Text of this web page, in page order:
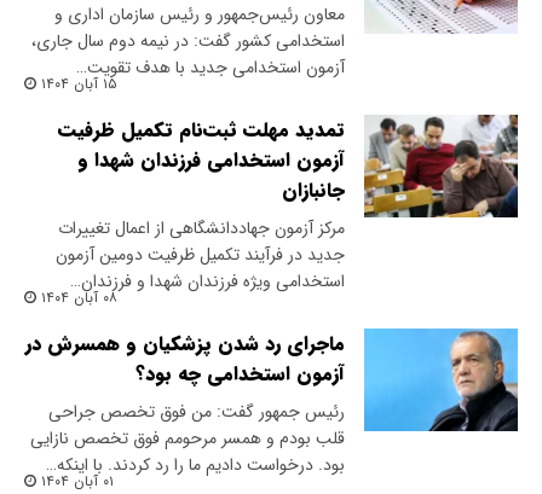
معاون رئیس‌جمهور و رئیس سازمان اداری و
استخدامی کشور گفت: در نیمه دوم سال جاری،
آزمون استخدامی جدید با هدف تقویت…
۱۵ آبان ۱۴۰۴
تمدید مهلت ثبت‌نام تکمیل ظرفیت
آزمون استخدامی فرزندان شهدا و
جانبازان
مرکز آزمون جهاددانشگاهی از اعمال تغییرات
جدید در فرآیند تکمیل ظرفیت دومین آزمون
استخدامی ویژه فرزندان شهدا و فرزندان…
۰۸ آبان ۱۴۰۴
ماجرای رد شدن پزشکیان و همسرش در
آزمون استخدامی چه بود؟
رئیس جمهور گفت: من فوق تخصص جراحی
قلب بودم و همسر مرحومم فوق تخصص نازایی
بود. درخواست دادیم ما را رد کردند. با اینکه…
۰۱ آبان ۱۴۰۴